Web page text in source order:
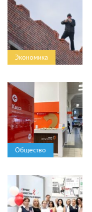
Экономика
Общество